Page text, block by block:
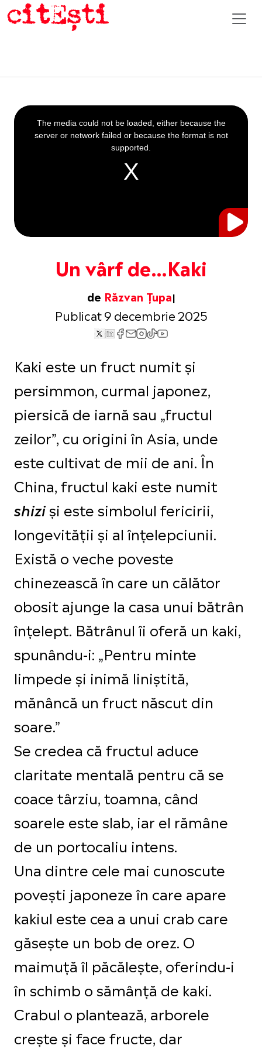
Un vârf de…Kaki
de Răzvan Țupa
Publicat 9 decembrie 2025
This
is
a
The media could not be loaded, either because the
server or network failed or because the format is not
supported.
Kaki este un fruct numit și
persimmon, curmal japonez,
piersică de iarnă sau „fructul
zeilor”, cu origini în Asia, unde
este cultivat de mii de ani. În
China, fructul kaki este numit
shiziși este simbolul fericirii,
longevității și al înțelepciunii.
Există o veche poveste
chinezească în care un călător
obosit ajunge la casa unui bătrân
înțelept. Bătrânul îi oferă un kaki,
spunându-i: „Pentru minte
limpede și inimă liniștită,
mănâncă un fruct născut din
soare.”
Se credea că fructul aduce
claritate mentală pentru că se
coace târziu, toamna, când
soarele este slab, iar el rămâne
de un portocaliu intens.
Una dintre cele mai cunoscute
povești japoneze în care apare
kakiul este cea a unui crab care
găsește un bob de orez. O
maimuță îl păcălește, oferindu-i
în schimb o sămânță de kaki.
Crabul o plantează, arborele
crește și face fructe, dar